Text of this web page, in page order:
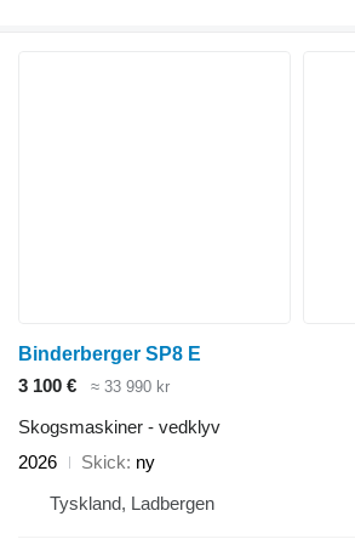
Binderberger SP8 E
3 100 €
≈ 33 990 kr
Skogsmaskiner - vedklyv
2026
Skick ny
Tyskland, Ladbergen